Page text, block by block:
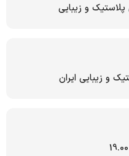
و زیبایی
و زیبایی ایران